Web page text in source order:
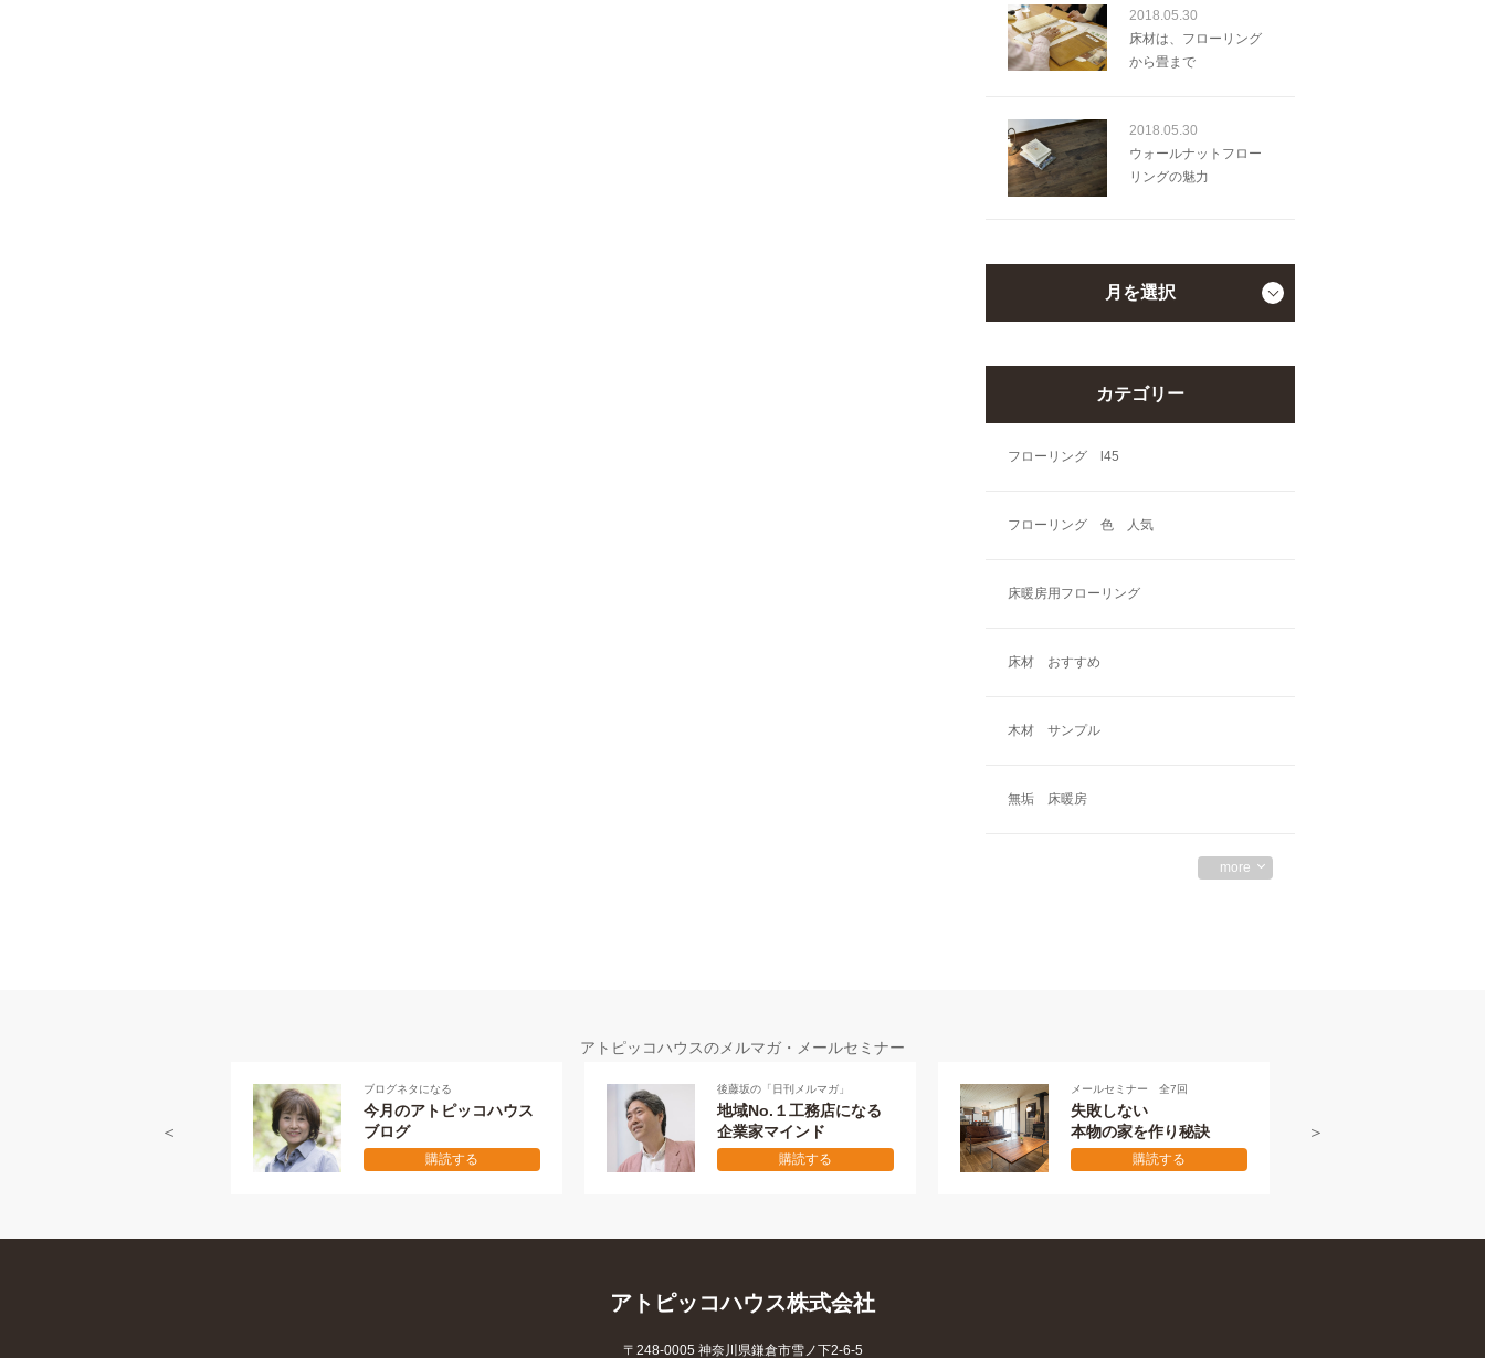
2018.05.30
床材は、フローリング
から畳まで
2018.05.30
ウォールナットフロー
リングの魅力
月を選択
カテゴリー
フローリング l45
フローリング 色 人気
床暖房用フローリング
床材 おすすめ
木材 サンプル
無垢 床暖房
more
アトピッコハウスのメルマガ・メールセミナー
ブログネタになる
今月のアトピッコハウス
購読する
後藤坂の「日刊メルマガ」
地域No.１工務店になる
企業家マインド
購読する
メールセミナー 全7回
失敗しない
本物の家を作り秘訣
購読する
アトピッコハウス株式会社
〒248-0005 神奈川県鎌倉市雪ノ下2-6-5